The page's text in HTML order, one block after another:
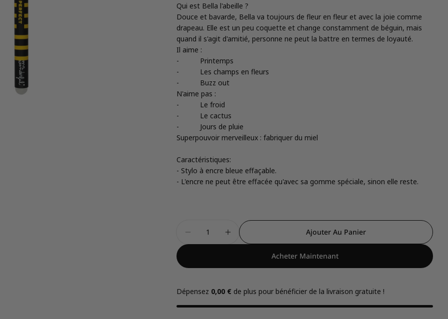
Qui est Bella l'abeille ?
Douce et bavarde, Bella va toujours de fleur en fleur et avec la joie comme
drapeau. Elle est un peu coquette et change constamment de béguin, mais
quand il s'agit d'amitié, personne ne peut la battre en termes de loyauté.
Il aime :
-
Printemps
-
Les champs en fleurs
-
Buzz out
N'aime pas :
-
Le froid
-
Le cactus
-
Jours de pluie
Superpouvoir merveilleux : fabriquer du miel
Caractéristiques:
- Stylo à encre bleue effaçable.
- L'encre ne peut être effacée qu'avec sa gomme spéciale, sinon elle reste.
Diminuer La Quantité Pour Stylo Effaçable Bo-Bo Bella Bee
Augmenter La Quantité Pour Stylo Effaçable Bo-
Ajouter Au Panier
Acheter Maintenant
Dépensez 0,00 € de plus pour bénéficier de la livraison gratuite !
Partager
sur